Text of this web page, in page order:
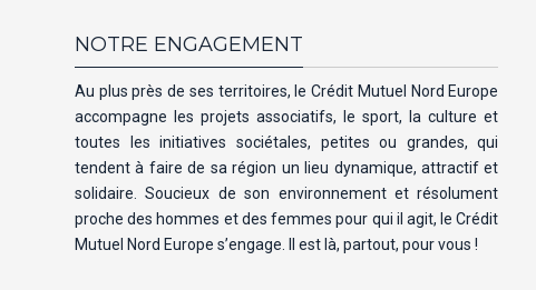
NOTRE ENGAGEMENT
Au plus près de ses territoires, le Crédit Mutuel Nord Europe
accompagne les projets associatifs, le sport, la culture et
toutes les initiatives sociétales, petites ou grandes, qui
tendent à faire de sa région un lieu dynamique, attractif et
solidaire. Soucieux de son environnement et résolument
proche des hommes et des femmes pour qui il agit, le Crédit
Mutuel Nord Europe s’engage. Il est là, partout, pour vous !